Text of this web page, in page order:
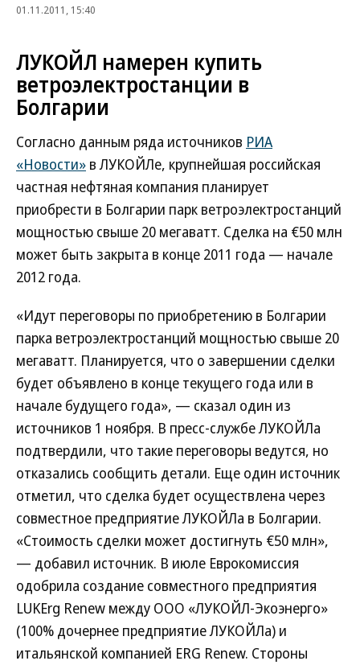
01.11.2011, 15:40
ЛУКОЙЛ намерен купить
ветроэлектростанции в
Болгарии
Согласно данным ряда источников РИА
«Новости» в ЛУКОЙЛе, крупнейшая российская
частная нефтяная компания планирует
приобрести в Болгарии парк ветроэлектростанций
мощностью свыше 20 мегаватт. Сделка на €50 млн
может быть закрыта в конце 2011 года — начале
2012 года.
«Идут переговоры по приобретению в Болгарии
парка ветроэлектростанций мощностью свыше 20
мегаватт. Планируется, что о завершении сделки
будет объявлено в конце текущего года или в
начале будущего года», — сказал один из
источников 1 ноября. В пресс-службе ЛУКОЙЛа
подтвердили, что такие переговоры ведутся, но
отказались сообщить детали. Еще один источник
отметил, что сделка будет осуществлена через
совместное предприятие ЛУКОЙЛа в Болгарии.
«Стоимость сделки может достигнуть €50 млн»,
— добавил источник. В июле Еврокомиссия
одобрила создание совместного предприятия
LUKErg Renew между ООО «ЛУКОЙЛ-Экоэнерго»
(100% дочернее предприятие ЛУКОЙЛа) и
итальянской компанией ERG Renew. Стороны